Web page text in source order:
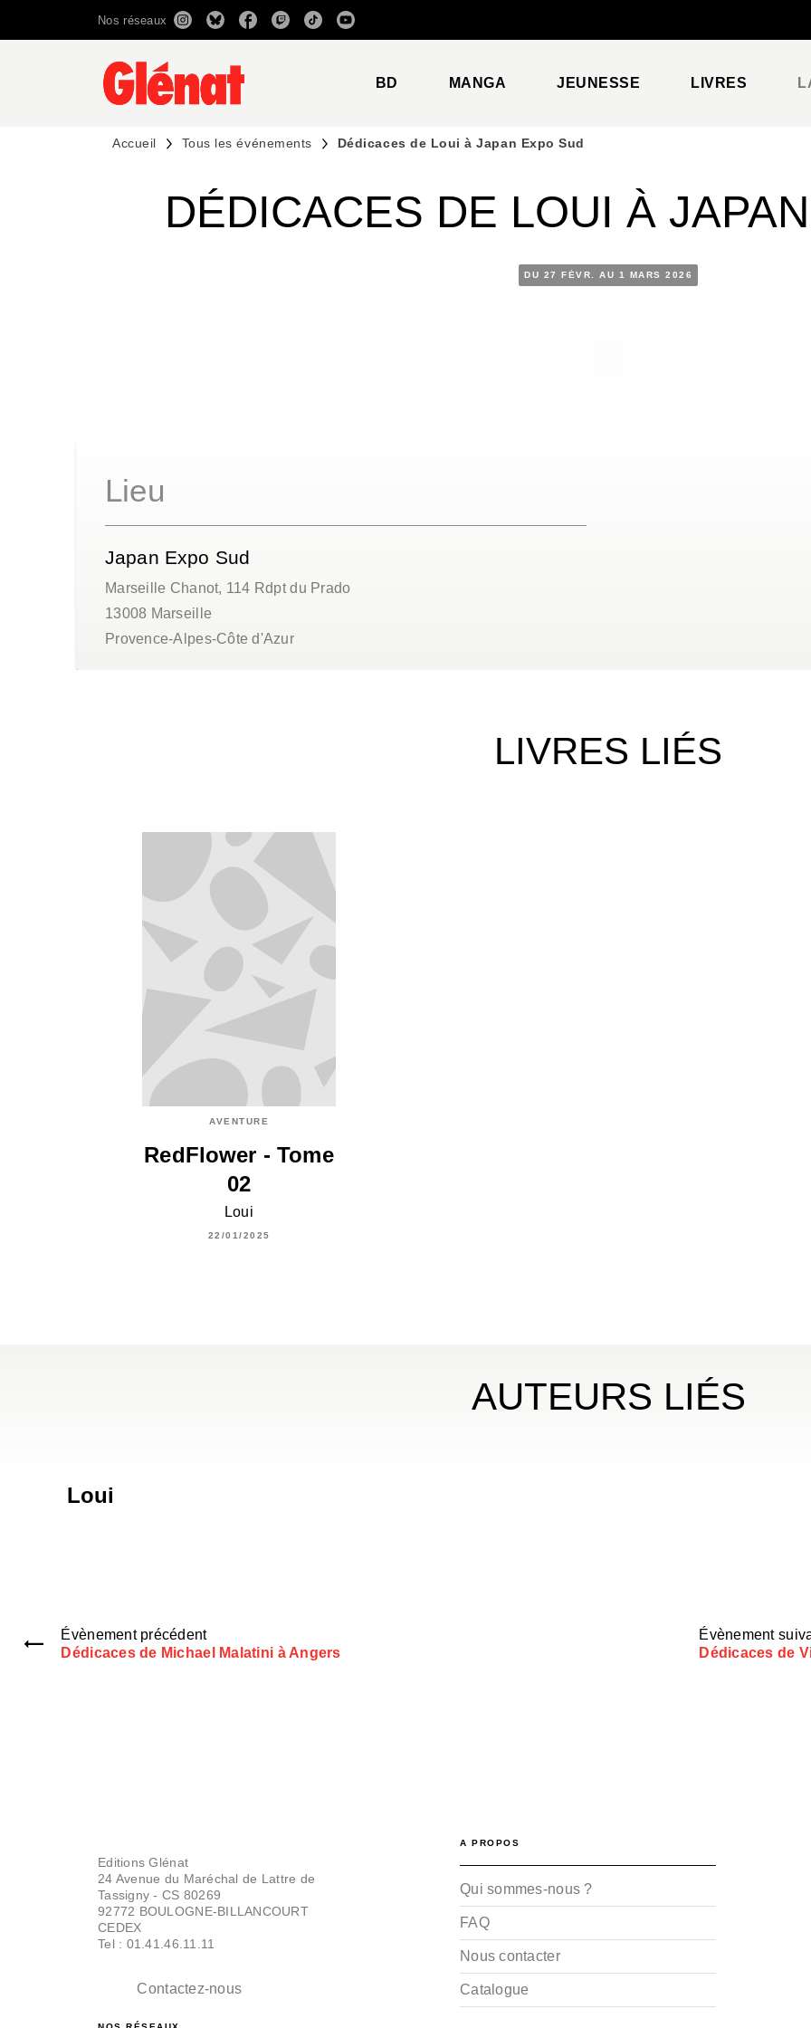
RECHERCHE CONTENU
Nos réseaux
BD MANGA JEUNESSE LIVRES
Accueil Tous les événements Dédicaces de Loui à Japan Expo Sud
DÉDICACES DE LOUI À
DU 27 FÉVR. AU 1 MARS 2026
Lieu
Japan Expo Sud
Marseille Chanot, 114 Rdpt du Prado
13008 Marseille
Provence-Alpes-Côte d'Azur
LIVRES LIÉS
AVENTURE
RedFlower - Tome
02
Loui
22/01/2025
AUTEURS LIÉS
Loui
Évènement précédent
Dédicaces de Michael Malatini à Angers
Évènement
Dédicaces de
Editions Glénat
24 Avenue du Maréchal de Lattre de
Tassigny - CS 80269
92772 BOULOGNE-BILLANCOURT
CEDEX
Tel : 01.41.46.11.11
Contactez-nous
A PROPOS
Qui sommes-nous ?
FAQ
Nous contacter
Catalogue